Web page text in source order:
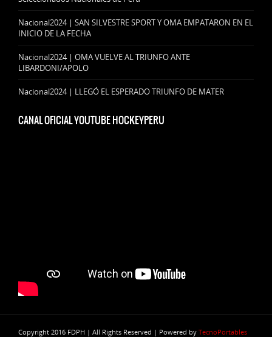
Nacional2024 | SAN SILVESTRE SPORT Y OMA EMPATARON EN EL
INICIO DE LA FECHA
Nacional2024 | OMA VUELVE AL TRIUNFO ANTE
LIBARDONI/APOLO
Nacional2024 | LLEGÓ EL ESPERADO TRIUNFO DE MATER
CANAL OFICIAL YOUTUBE HOCKEYPERU
Copyright 2016 FDPH | All Rights Reserved | Powered by TecnoPortables